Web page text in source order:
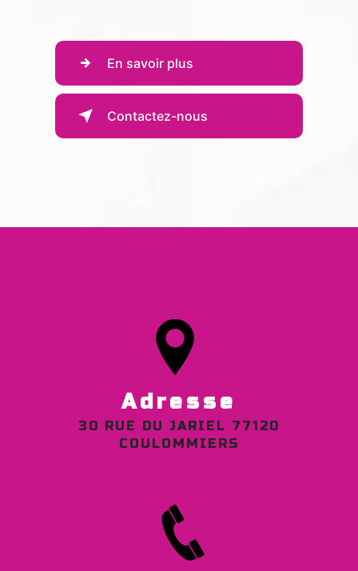
En savoir plus
Contactez-nous
Adresse
30 RUE DU JARIEL 77120
COULOMMIERS